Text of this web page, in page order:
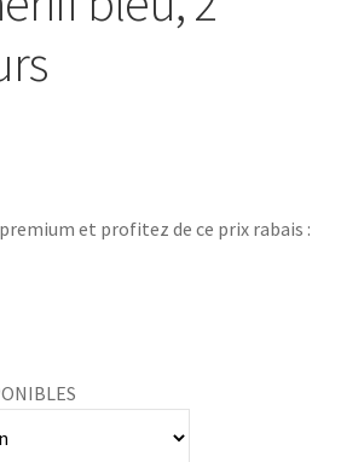
et profitez de ce prix rabais :